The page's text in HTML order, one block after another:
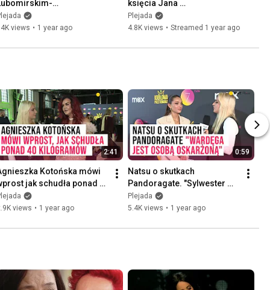
| Plejada
views • 1 year ago
księcia Jana
Lubomirskiego-
Lanckorońskiego
Plejada
4.8K views • Streamed 1 year ago
2:41
Kotońska mówi
jak schudła ponad
kg. "To były nocki
| Plejada
views • 1 year ago
0:59
Natsu o skutkach
Pandoragate. "Sylwester
Wardęga jest osobą
oskarżoną" | Plejada
Plejada
5.4K views • 1 year ago